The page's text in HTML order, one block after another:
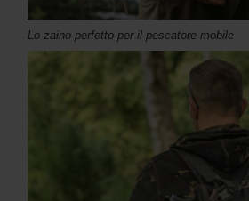
Lo zaino perfetto per il pescatore mobile